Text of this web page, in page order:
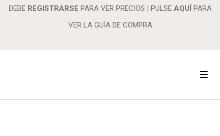
DEBE REGISTRARSE PARA VER PRECIOS | PULSE AQUÍ PARA
VER LA GUÍA DE COMPRA